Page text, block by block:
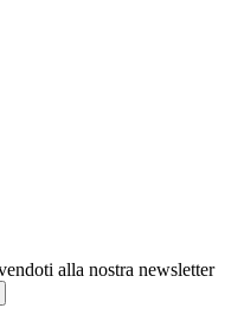
alla nostra newsletter